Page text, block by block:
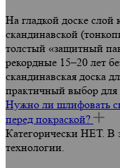
На гладкой доске
скандинавской
толстый «защитный
рекордные 15–20 лет
скандинавская доска
практичный выбор для
Нужно ли шлифовать
перед покраской?
Категорически НЕТ. В
технологии.